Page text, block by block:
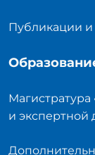
Публикации и
и экспертной